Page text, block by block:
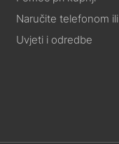
Naručite telefonom
Uvjeti i odredbe